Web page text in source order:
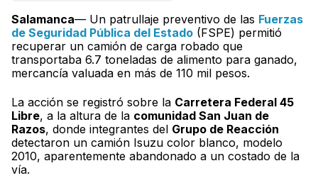
Salamanca— Un patrullaje preventivo de las Fuerzas
de Seguridad Pública del Estado (FSPE) permitió
recuperar un camión de carga robado que
transportaba 6.7 toneladas de alimento para ganado,
mercancía valuada en más de 110 mil pesos.
La acción se registró sobre la Carretera Federal 45
Libre, a la altura de la comunidad San Juan de
Razos, donde integrantes del Grupo de Reacción
detectaron un camión Isuzu color blanco, modelo
2010, aparentemente abandonado a un costado de la
vía.